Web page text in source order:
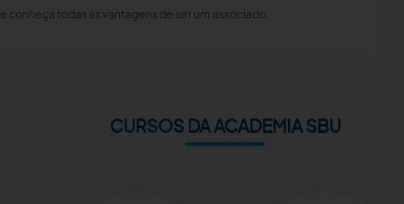
e conheça todas as vantagens de ser um associado.
CURSOS DA ACADEMIA SBU